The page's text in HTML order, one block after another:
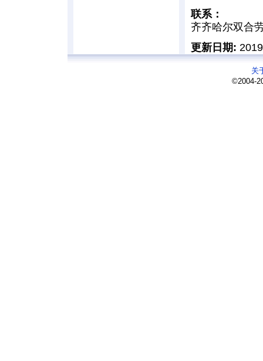
联系：
齐齐哈尔双合
更新日期:
关
©2004-